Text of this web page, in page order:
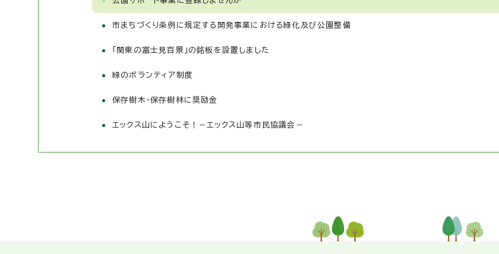
市まちづくり条例に規定する開発事業における緑化及び公園整備
「関東の富士見百景」の銘板を設置しました
緑のボランティア制度
保存樹木・保存樹林に奨励金
エックス山にようこそ！－エックス山等市民協議会－